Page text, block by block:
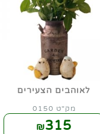
לאוהבים הצעירים
מק"ט 0150
₪315